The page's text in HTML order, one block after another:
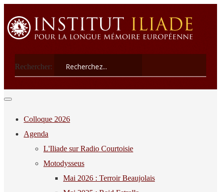
Rechercher:
Colloque 2026
Agenda
L'Iliade sur Radio Courtoisie
Motodysseus
Mai 2026 : Terroir Beaujolais